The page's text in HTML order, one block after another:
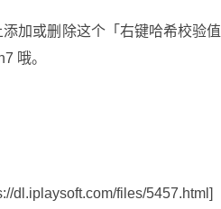
加或删除这个「右键哈希校验值
哦。
dl.iplaysoft.com/files/5457.html]